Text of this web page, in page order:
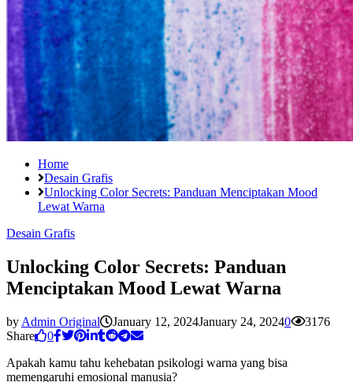
Home
Desain Grafis
Unlocking Color Secrets: Panduan Menciptakan Mood
Lewat Warna
Desain Grafis
Unlocking Color Secrets: Panduan
Menciptakan Mood Lewat Warna
by Admin Original January 12, 2024January 24, 20240
3176
Share
0
Apakah kamu tahu kehebatan psikologi warna yang bisa
memengaruhi emosional manusia?